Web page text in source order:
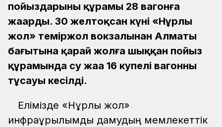
пойыздарының құрамы 28 вагонға
жаңарды. 30 желтоқсан күні «Нұрлы
жол» теміржол вокзалынан Алматы
бағытына қарай жолға шыққан пойыз
құрамында су жаңа 16 купелі вагонның
тұсауы кесілді.
Елімізде «Нұрлы жол»
инфрақұрылымдық дамудың мемлекеттік